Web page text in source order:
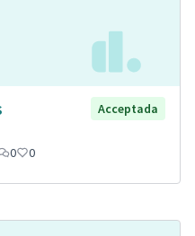
Acceptada
0 0